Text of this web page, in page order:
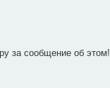
за сообщение об этом!